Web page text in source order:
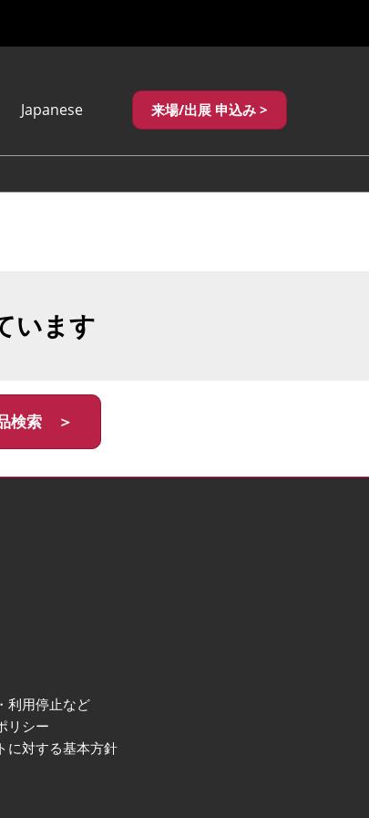
Japanese
中文
来場/出展 申込み >
います
検索 ＞
利用停止など
リシー
に対する基本方針